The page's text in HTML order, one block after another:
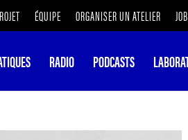
ÉQUIPE ORGANISER UN ATELIER
RADIO PODCASTS